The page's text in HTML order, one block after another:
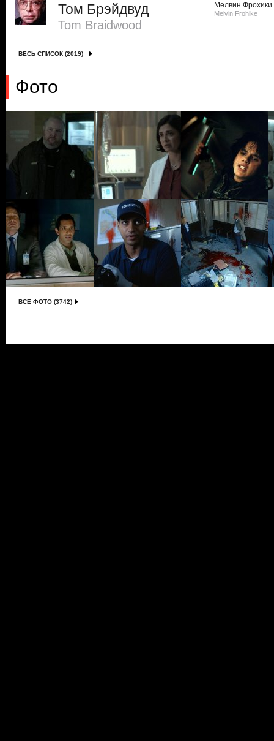
Том Брэйдвуд
Tom Braidwood
Мелвин Фрохики
Melvin Frohike
ВЕСЬ СПИСОК (2019)
Фото
ВСЕ ФОТО (3742)